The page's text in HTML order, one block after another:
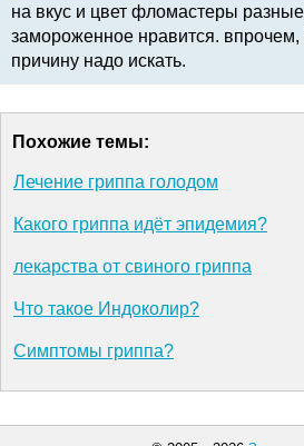
на вкус и цвет фломастеры
замороженное нравится.
причину надо искать.
Похожие темы:
Лечение гриппа голодом
Какого гриппа идёт эпидемия?
лекарства от свиного гриппа
Что такое Индоколир?
Симптомы гриппа?